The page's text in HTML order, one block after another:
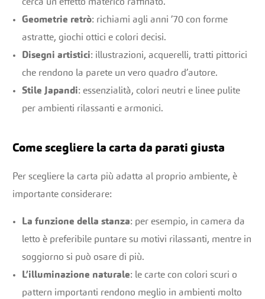
cerca un effetto materico raffinato.
Geometrie retrò: richiami agli anni ’70 con forme
astratte, giochi ottici e colori decisi.
Disegni artistici: illustrazioni, acquerelli, tratti pittorici
che rendono la parete un vero quadro d’autore.
Stile Japandi: essenzialità, colori neutri e linee pulite
per ambienti rilassanti e armonici.
Come scegliere la carta da parati giusta
Per scegliere la carta più adatta al proprio ambiente, è
importante considerare:
La funzione della stanza: per esempio, in camera da
letto è preferibile puntare su motivi rilassanti, mentre in
soggiorno si può osare di più.
L’illuminazione naturale: le carte con colori scuri o
pattern importanti rendono meglio in ambienti molto